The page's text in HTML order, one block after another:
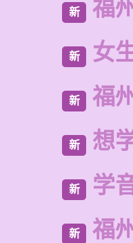
新 福
新 女
新 福
新 想
新 学
新 福